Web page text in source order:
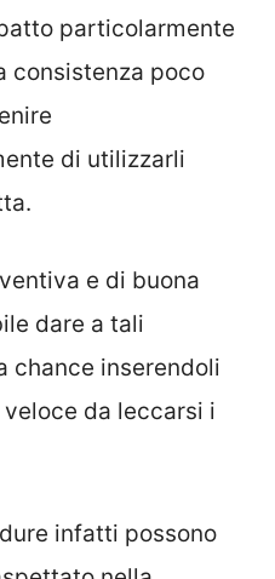
particolarmente
consistenza poco
di utilizzarli
e di buona
dare a tali
chance inserendoli
da leccarsi i
infatti possono